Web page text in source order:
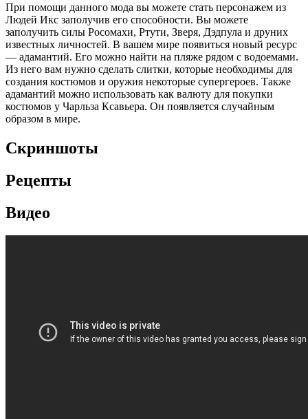
При помощи данного мода вы можете стать персонажем из
Людей Икс заполучив его способности. Вы можете
заполучить силы Росомахи, Ртути, Зверя, Дэдпула и друних
известных личностей. В вашем мире появиться новый ресурс
— адамантий. Его можно найти на пляже рядом с водоемами.
Из него вам нужно сделать слитки, которые необходимы для
создания костюмов и оружия некоторые супергероев. Также
адамантий можно использовать как валюту для покупки
костюмов у Чарльза Ксавьера. Он появляется случайным
образом в мире.
Скриншоты
Рецепты
Видео